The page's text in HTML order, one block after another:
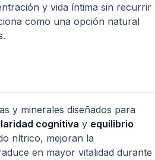
y vida íntima sin recurrir
como una opción natural
y minerales diseñados para
cognitiva y equilibrio
nítrico, mejoran la
en mayor vitalidad durante